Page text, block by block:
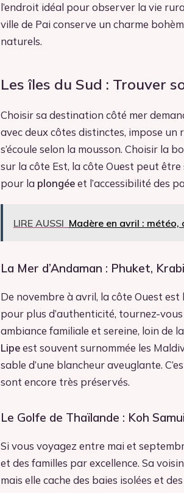
l’endroit idéal pour observer la vie
ville de Pai conserve un charme
naturels.
Les îles du Sud : Trouver
Choisir sa destination côté mer
avec deux côtes distinctes, impose
s’écoule selon la mousson. Choisir la
sur la côte Est, la côte Ouest peut
pour la plongéeet l’accessibilité des
LIRE AUSSI Madère en avril :
La Mer d’Andaman : Phuket,
De novembre à avril, la côte Ouest
pour plus d’authenticité, tournez-
ambiance familiale et sereine, loin de
Lipeest souvent surnommée les
sable d’une blancheur aveuglante.
sont encore très préservés.
Le Golfe de Thaïlande : Koh
Si vous voyagez entre mai et
et des familles par excellence. Sa
mais elle cache des baies isolées et